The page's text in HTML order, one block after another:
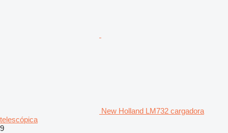
New Holland LM732 cargadora
telescópica
9